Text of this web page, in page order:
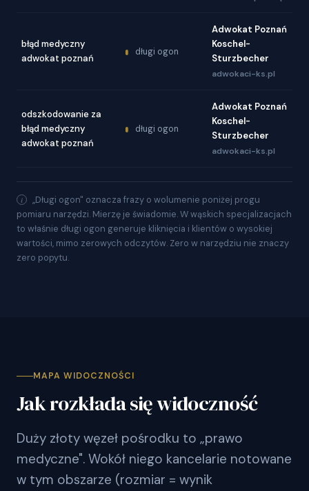
błąd medyczny
adwokat poznań
długi ogon
Adwokat Poznań
Koschel-
Sturzbecher
adwokaci-ks.pl
odszkodowanie za
błąd medyczny
adwokat poznań
długi ogon
Adwokat Poznań
Koschel-
Sturzbecher
adwokaci-ks.pl
„Długi ogon" oznacza frazy o wolumenie poniżej progu
pomiaru narzędzi. Mierzę je świadomie. W wąskich specjalizacjach
to właśnie długi ogon generuje kliknięcia i klientów o wysokiej
wartości, mimo zerowych odczytów. Zero w narzędziu nie znaczy
zero popytu.
MAPA WIDOCZNOŚCI
Jak rozkłada się widoczność
Duży złoty węzeł pośrodku to „prawo
medyczne". Wokół niego kancelarie notowane
w tym obszarze (rozmiar = wynik